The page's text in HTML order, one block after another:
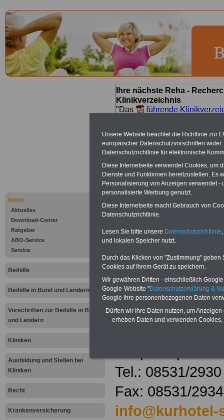
home
Aktuelles
Download-Center
Ratgeber
ABO-Service
Service
Beihilfe
Beihilfe in Bund und Ländern
Vorschriften zur Beihilfe in Bund
und Ländern
Kliniken
Ausbildung und Stellen bei
Kliniken
Recht
Krankenversicherung
Ihre nächste Reha -
Klinikverzeichnis
"Das
führende
suchen. Beamtinnen und
Angebote nach
Bad
San
Kurhotel San
Andreas GmbH
Co KG
Goethestr. 12
94072 Bad
Tel.: 08531/2930
Fax: 08531/
info@kurhotel-
Unsere Website beachtet die Richtlinie zur
europäischer Datenschutzvorschriften
Datenschutzrichtlinie für elektronische
Diese Internetseite verwendet Cookies, um
Dienste und Funktionen bereitzustellen. Es
Personalisierung von Anzeigen verwendet
personalisierte Werbung genutzt.
Diese Internetseite macht Gebrauch von
Datenschutzrichtlinie.
Lesen Sie bitte unsere Datenschutzrichtlinie
und lokalen Speicher nutzt.
Durch das Klicken von "Zustimmung"
Cookies auf Ihrem Gerät zu speichern.
Wir gewähren Dritten - einschließlich
Google-Website "Datenschutzerklärung &
Google ihre personenbezogenen Daten
Dürfen wir Ihre Daten nutzen, um
erheben Daten und verwenden